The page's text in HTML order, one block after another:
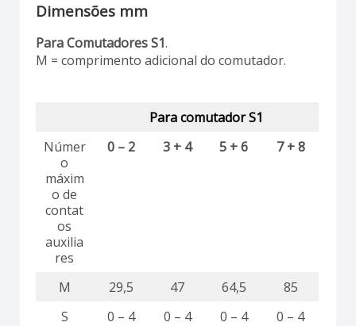
Dimensões mm
Para Comutadores S1.
M = comprimento adicional do comutador.
Para comutador S1
Númer
o
máxim
o de
contat
os
auxilia
res
0 – 2 3 + 4 5 + 6 7 + 8
M 29,5 47 64,5
85
S
0 – 4 0 – 4 0 – 4 0 – 4